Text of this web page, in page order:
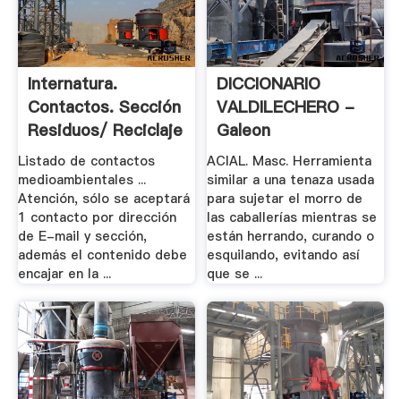
Internatura.
Contactos. Sección
Residuos/ Reciclaje
Listado de contactos
medioambientales ...
Atención, sólo se aceptará
1 contacto por dirección
de E-mail y sección,
además el contenido debe
encajar en la ...
DICCIONARIO
VALDILECHERO -
Galeon
ACIAL. Masc. Herramienta
similar a una tenaza usada
para sujetar el morro de
las caballerías mientras se
están herrando, curando o
esquilando, evitando así
que se ...